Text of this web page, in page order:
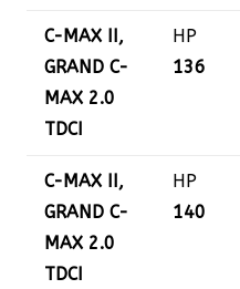
C-MAX II,
GRAND C-
MAX 2.0
TDCI
HP
136
C-MAX II,
GRAND C-
MAX 2.0
TDCI
HP
140